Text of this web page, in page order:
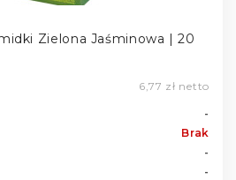
Zielona Jaśminowa | 20
6,77 zł netto
-
Brak
-
-